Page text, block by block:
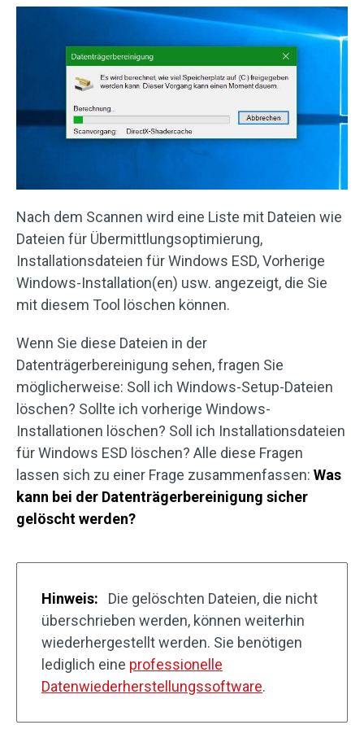
Nach dem Scannen wird eine Liste mit Dateien wie
Dateien für Übermittlungsoptimierung,
Installationsdateien für Windows ESD, Vorherige
Windows-Installation(en) usw. angezeigt, die Sie
mit diesem Tool löschen können.
Wenn Sie diese Dateien in der
Datenträgerbereinigung sehen, fragen Sie
möglicherweise: Soll ich Windows-Setup-Dateien
löschen? Sollte ich vorherige Windows-
Installationen löschen? Soll ich Installationsdateien
für Windows ESD löschen? Alle diese Fragen
lassen sich zu einer Frage zusammenfassen: Was
kann bei der Datenträgerbereinigung sicher
gelöscht werden?
Hinweis:
Die gelöschten Dateien, die nicht
überschrieben werden, können weiterhin
wiederhergestellt werden. Sie benötigen
lediglich eine professionelle
Datenwiederherstellungssoftware.